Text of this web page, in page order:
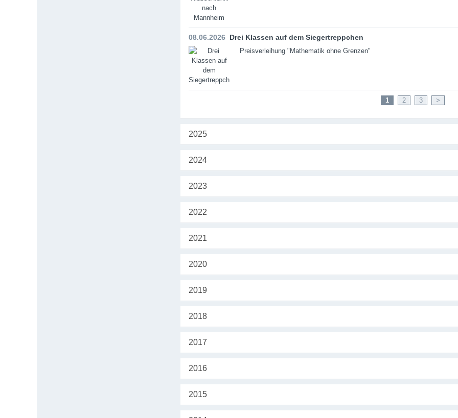
08.06.2026 Drei Klassen auf dem Siegertreppchen
Preisverleihung "Mathematik ohne Grenzen"
1 2 3 >
2025
2024
2023
2022
2021
2020
2019
2018
2017
2016
2015